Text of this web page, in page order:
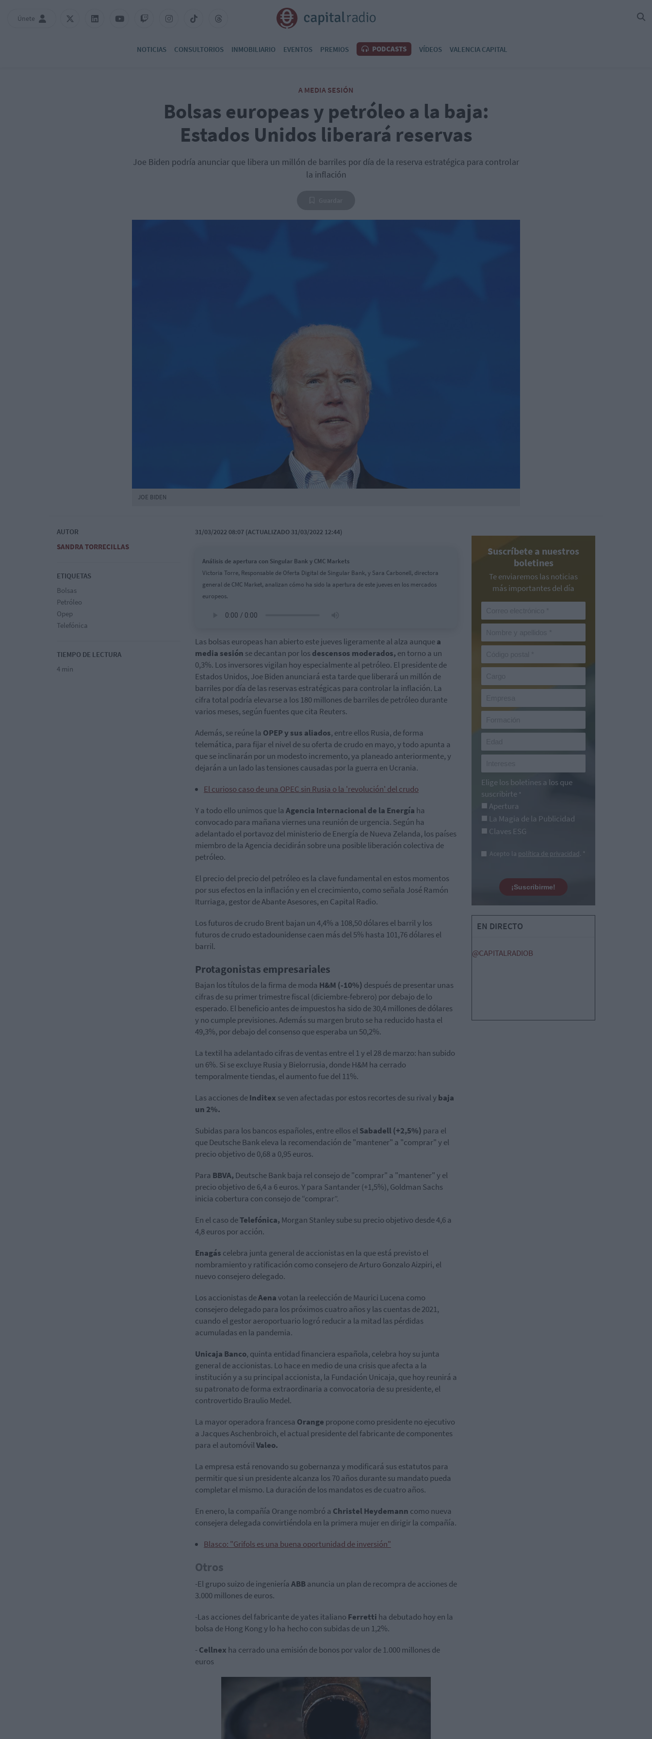
Únete
NOTICIAS CONSULTORIOS INMOBILIARIO EVENTOS PREMIOS PODCASTS VÍDEOS VALENCIA CAPITAL
A MEDIA SESIÓN
Bolsas europeas y petróleo a la baja:
Estados Unidos liberará reservas
Joe Biden podría anunciar que libera un millón de barriles por día de la reserva estratégica para controlar
la inflación
JOE BIDEN
AUTOR
SANDRA TORRECILLAS
ETIQUETAS
Bolsas
Petróleo
Opep
Telefónica
TIEMPO DE LECTURA
4 min
31/03/2022 08:07 (ACTUALIZADO 31/03/2022 12:44)
Análisis de apertura con Singular Bank y CMC Markets
Victoria Torre, Responsable de Oferta Digital de Singular Bank, y Sara Carbonell, directora
general de CMC Market, analizan cómo ha sido la apertura de este jueves en los mercados
europeos.
Las bolsas europeas han abierto este jueves ligeramente al alza aunquea
media sesión se decantan por losdescensos moderados, en torno a un
0,3%. Los inversores vigilan hoy especialmente al petróleo. El presidente de
Estados Unidos, Joe Biden anunciará esta tarde que liberará un millón de
barriles por día de las reservas estratégicas para controlar la inflación. La
cifra total podría elevarse a los 180 millones de barriles de petróleo durante
varios meses, según fuentes que cita Reuters.
Además, se reúne la OPEP y sus aliados, entre ellos Rusia, de forma
telemática, para fijar el nivel de su oferta de crudo en mayo, y todo apunta a
que se inclinarán por un modesto incremento, ya planeado anteriormente, y
dejarán a un lado las tensiones causadas por la guerra en Ucrania.
El curioso caso de una OPEC sin Rusia o la 'revolución' del crudo
Y a todo ello unimos que la Agencia Internacional de la Energía ha
convocado para mañana viernes una reunión de urgencia. Según ha
adelantado el portavoz del ministerio de Energía de Nueva Zelanda, los países
miembro de la Agencia decidirán sobre una posible liberación colectiva de
petróleo.
El precio del precio del petróleo es la clave fundamental en estos momentos
por sus efectos en la inflación y en el crecimiento, como señala José Ramón
Iturriaga, gestor de Abante Asesores, en Capital Radio.
Los futuros de crudo Brent bajan un 4,4% a 108,50 dólares el barril y los
futuros de crudo estadounidense caen más del 5% hasta 101,76 dólares el
barril.
Protagonistas empresariales
Bajan los títulos de la firma de moda H&M (-10%) después de presentar unas
cifras de su primer trimestre fiscal (diciembre-febrero) por debajo de lo
esperado. El beneficio antes de impuestos ha sido de 30,4 millones de dólares
y no cumple previsiones. Además su margen bruto se ha reducido hasta el
49,3%, por debajo del consenso que esperaba un 50,2%.
La textil ha adelantado cifras de ventas entre el 1 y el 28 de marzo: han subido
un 6%. Si se excluye Rusia y Bielorrusia, donde H&M ha cerrado
temporalmente tiendas, el aumento fue del 11%.
Las acciones deInditex se ven afectadas por estos recortes de su rival ybaja
un 2%.
Subidas para los bancos españoles, entre ellos elSabadell (+2,5%) para el
que Deutsche Bank eleva la recomendación de "mantener" a "comprar" y el
precio objetivo de 0,68 a 0,95 euros.
Para BBVA, Deutsche Bank baja rel consejo de "comprar" a "mantener" y el
precio objetivo de 6,4 a 6 euros. Y para Santander (+1,5%), Goldman Sachs
inicia cobertura con consejo de “comprar”.
En el caso deTelefónica, Morgan Stanley sube su precio objetivo desde 4,6 a
4,8 euros por acción.
Enagás celebra junta general de accionistas en la que está previsto el
nombramiento y ratificación como consejero de Arturo Gonzalo Aizpiri, el
nuevo consejero delegado.
Los accionistas deAenavotan la reelección de Maurici Lucena como
consejero delegado para los próximos cuatro años y las cuentas de 2021,
cuando el gestor aeroportuario logró reducir a la mitad las pérdidas
acumuladas en la pandemia.
Unicaja Banco, quinta entidad financiera española, celebra hoy su junta
general de accionistas. Lo hace en medio de una crisis que afecta a la
institución y a su principal accionista, la Fundación Unicaja, que hoy reunirá a
su patronato de forma extraordinaria a convocatoria de su presidente, el
controvertido Braulio Medel.
La mayor operadora francesa Orange propone como presidente no ejecutivo
a Jacques Aschenbroich, el actual presidente del fabricante de componentes
para el automóvilValeo.
La empresa está renovando su gobernanza y modificará sus estatutos para
permitir que si un presidente alcanza los 70 años durante su mandato pueda
completar el mismo. La duración de los mandatos es de cuatro años.
En enero, la compañía Orange nombró a Christel Heydemann como nueva
consejera delegada convirtiéndola en la primera mujer en dirigir la compañía.
Blasco: "Grifols es una buena oportunidad de inversión"
Otros
-El grupo suizo de ingeniería ABBanuncia un plan de recompra de acciones de
3.000 millones de euros.
-Las acciones del fabricante de yates italiano Ferretti ha debutado hoy en la
bolsa de Hong Kong y lo ha hecho con subidas de un 1,2%.
-Cellnex ha cerrado una emisión de bonos por valor de 1.000 millones de
euros
Suscríbete a nuestros
boletines
Te enviaremos las noticias
más importantes del día
Elige los boletines a los que
suscribirte *
Apertura
La Magia de la Publicidad
Claves ESG
Acepto la política de privacidad. *
¡Suscribirme!
EN DIRECTO
@CAPITALRADIOB